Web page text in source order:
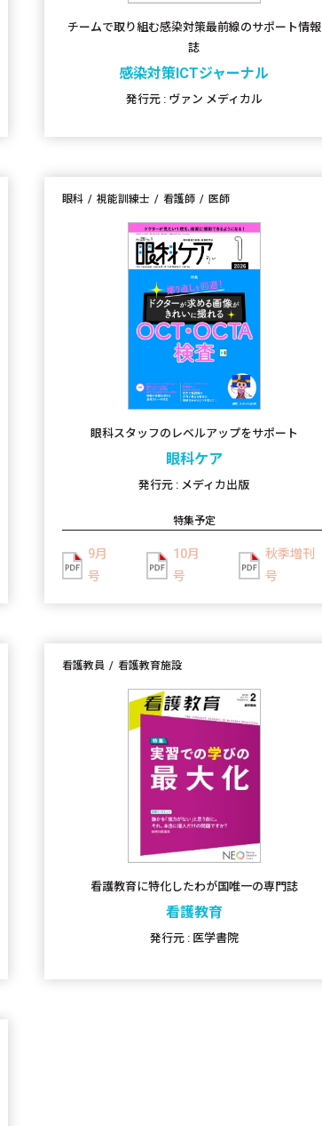
チームで取り組む感染対策最前線のサポート情報
誌
感染対策ICTジャーナル
発行元 : ヴァン メディカル
眼科 視能訓練士 看護師 医師
眼科スタッフのレベルアップをサポート
眼科ケア
発行元 : メディカ出版
特集予定
9月
号
10月
号
秋季増刊
号
看護教員 看護教育施設
看護教育に特化したわが国唯一の専門誌
看護教育
発行元 : 医学書院